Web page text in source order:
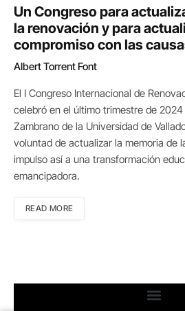
Un Congreso para
la renovación y para
compromiso con las
‎Albert Torrent Font
El I Congreso Internacional de
celebró en el último trimestre de
Zambrano de la Universidad de
voluntad de actualizar la memoria de
impulso así a una transformación
emancipadora.
READ MORE